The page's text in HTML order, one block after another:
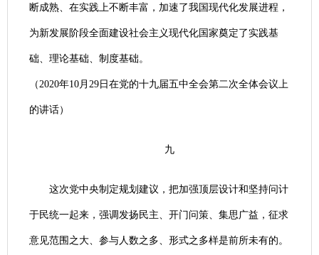
断成熟、在实践上不断丰富，加速了我国现代化发展进程，
为新发展阶段全面建设社会主义现代化国家奠定了实践基
础、理论基础、制度基础。
（2020年10月29日在党的十九届五中全会第二次全体会议上
的讲话）
九
这次党中央制定规划建议，把加强顶层设计和坚持问计
于民统一起来，强调发扬民主、开门问策、集思广益，征求
意见范围之大、参与人数之多、形式之多样是前所未有的。